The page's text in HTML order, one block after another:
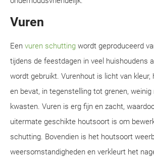
Vuren
Een vuren schutting wordt geproduceerd
tijdens de feestdagen in veel huishoudens
wordt gebruikt. Vurenhout is licht van kleur,
en bevat, in tegenstelling tot grenen,
kwasten. Vuren is erg fijn en zacht,
uitermate geschikte houtsoort is om
schutting. Bovendien is het houtsoort
weersomstandigheden en verkleurt het